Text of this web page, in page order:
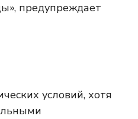
предупреждает
условий, хотя